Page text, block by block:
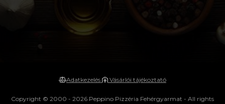
Adatkezelés Vásárlói tájékoztató
Copyright © 2000 - 2026 Peppino Pizzéria Fehérgyarmat - All rights